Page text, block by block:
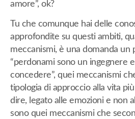
amore”, ok?
Tu che comunque hai delle
approfondite su questi ambiti,
meccanismi, è una domanda un
“perdonami sono un ingegnere
concedere”, quei meccanismi
tipologia di approccio alla vita
dire, legato alle emozioni e non
sono quei meccanismi che